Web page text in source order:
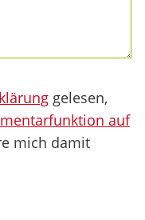
gelesen,
auf
mich damit